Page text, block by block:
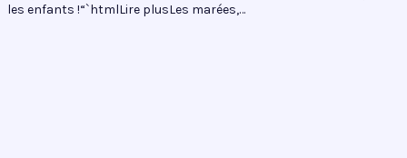
les enfants !“`htmlLire plusLes marées,…